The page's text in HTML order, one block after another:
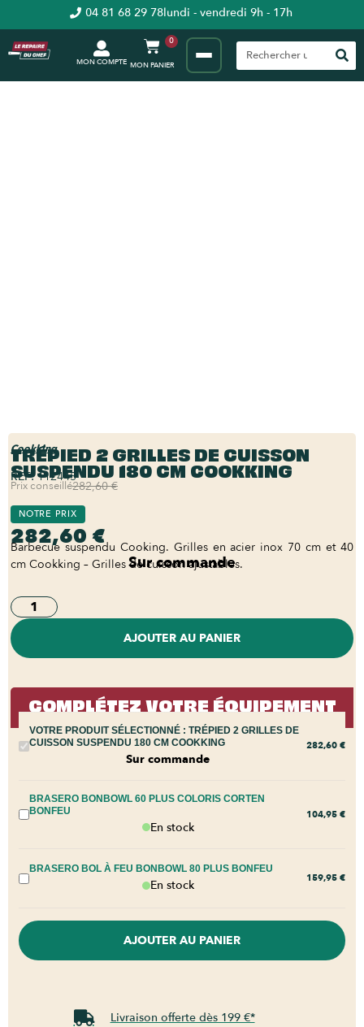
04 81 68 29 78lundi - vendredi 9h - 17h
MON COMPTE
0
Cookking
TRÉPIED 2 GRILLES DE CUISSON
SUSPENDU 180 CM COOKKING
REF:112445
Prix conseillé282,60 €
NOTRE PRIX
282,60 €
Barbecue suspendu Cooking. Grilles en acier inox 70 cm et 40
cm Cookking – Grilles de cuisson ajustables.
Sur commande
AJOUTER AU PANIER
COMPLÉTEZ VOTRE ÉQUIPEMENT
VOTRE PRODUIT SÉLECTIONNÉ : TRÉPIED 2 GRILLES DE
CUISSON SUSPENDU 180 CM COOKKING
Sur commande
282,60 €
BRASERO BONBOWL 60 PLUS COLORIS CORTEN
BONFEU
En stock
104,95 €
BRASERO BOL À FEU BONBOWL 80 PLUS BONFEU
En stock 159,95 €
AJOUTER AU PANIER
Livraison offerte dès 199 €*